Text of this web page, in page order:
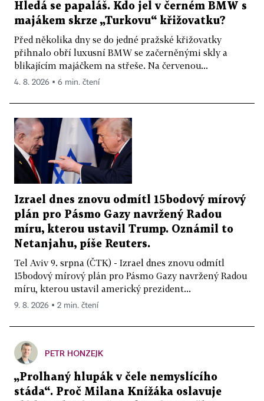
Hledá se papaláš. Kdo jel v černém BMW s
majákem skrze „Turkovu“ křižovatku?
Před několika dny se do jedné pražské křižovatky
přihnalo obří luxusní BMW se začerněnými skly a
blikajícím majáčkem na střeše. Na červenou...
4. 8. 2026 ▪ 6 min. čtení
Izrael dnes znovu odmítl 15bodový mírový
plán pro Pásmo Gazy navržený Radou
míru, kterou ustavil Trump. Oznámil to
Netanjahu, píše Reuters.
Tel Aviv 9. srpna (ČTK) - Izrael dnes znovu odmítl
15bodový mírový plán pro Pásmo Gazy navržený Radou
míru, kterou ustavil americký prezident...
9. 8. 2026 ▪ 2 min. čtení
PETR HONZEJK
„Prolhaný hlupák v čele nemyslícího
stáda“. Proč Milana Knížáka oslavuje